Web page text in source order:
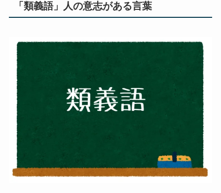
「類義語」人の意志がある言葉